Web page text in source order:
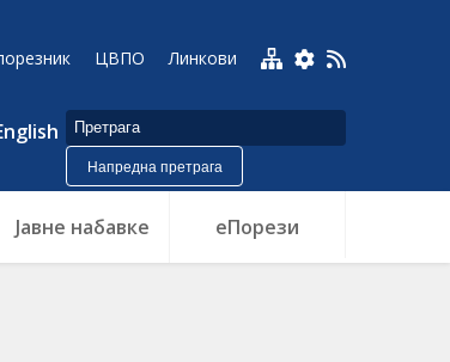
ЦВПО Линкови
Напредна претрага
Jавне набавке еПорези